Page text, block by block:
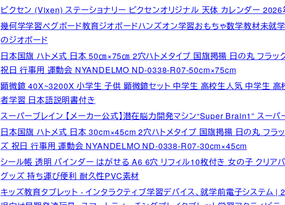
ビクセン (Vixen) ステーショナリー ビクセンオリジナル 天体 カレンダー
幾何学学習ペグボード教育ジオボードハンズオン学習おもちゃ数学教材未就
のジオボード
日本国旗 ハトメ式 日本 50㎝×75㎝ 2穴ハトメタイプ 国旗掲揚 日の丸 フラ
祝日 行事用 運動会 NYANDELMO ND-0338-R07-50cm×75cm
顕微鏡 40X~3200X 小学生 子供 顕微鏡セット 中学生 高校生人気 中学生
者学習 日本語説明書付き
スーパーブレイン 【メーカー公式】潜在脳力開発マシン“Super Brain1” スーパ
日本国旗 ハトメ式 日本 30cm×45cm 2穴ハトメタイプ 国旗掲揚 日の丸 フラ
ズ 祝日 行事用 運動会 NYANDELMO ND-0338-R07-30cm×45cm
シール帳 透明 バインダー はがせる A6 6穴 リフィル10枚付き 女の子 クリア
グッズ 持ち運び便利 耐久性PVC素材
キッズ教育タブレット - インタラクティブ学習デバイス、就学前電子システム |